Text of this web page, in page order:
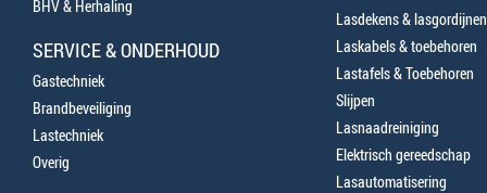
BHV & Herhaling
SERVICE & ONDERHOUD
Gastechniek
Brandbeveiliging
Lastechniek
Overig
Lasdekens & lasgordijnen
Laskabels & toebehoren
Lastafels & Toebehoren
Slijpen
Lasnaadreiniging
Elektrisch gereedschap
Lasautomatisering